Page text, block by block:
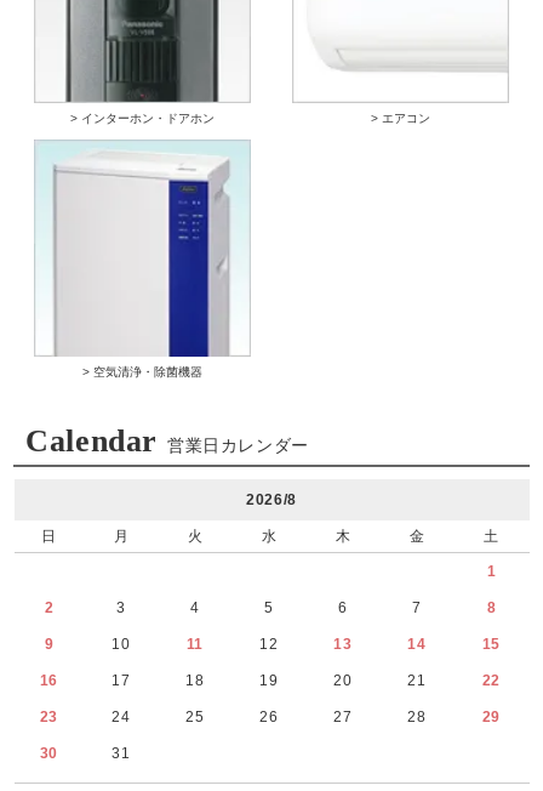
> インターホン・ドアホン > エアコン
> 空気清浄・除菌機器
Calendar 営業日カレンダー
2026/8
日 月 火 水 木 金 土
1
2 3 4 5 6 7 8
9 10 11 12 13 14 15
16 17 18 19 20 21 22
23 24 25 26 27 28 29
30 31